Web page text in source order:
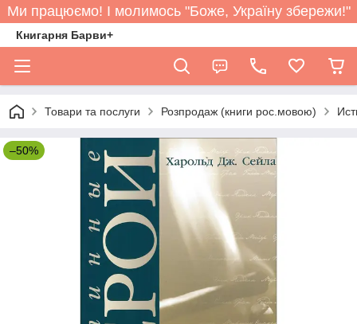
Ми працюємо! І молимось "Боже, Україну збережи!"
Книгарня Барви+
Товари та послуги Розпродаж (книги рос.мовою)
–50%